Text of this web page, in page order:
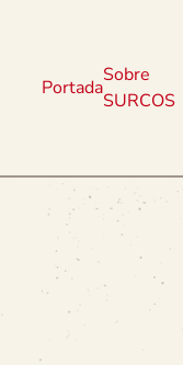
Portada
Sobre
SURCOS